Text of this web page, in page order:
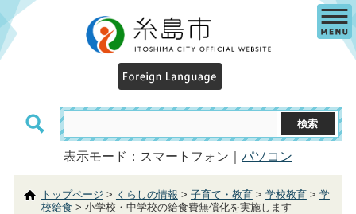
表示モード：スマートフォン｜ パソコン
トップページ > くらしの情報 > 子育て・教育> 学校教育> 学
校給食 > 小学校・中学校の給食費無償化を実施します